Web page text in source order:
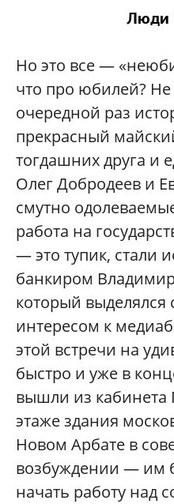
Люди
Но это все —
что про юбилей?
очередной раз
прекрасный
тогдашних друга и
Олег Добродеев и
смутно
работа на
— это тупик, стали
банкиром
который выделялся
интересом к
этой встречи на
быстро и уже в
вышли из кабинета
этаже здания
Новом Арбате в
возбуждении — им
начать работу над